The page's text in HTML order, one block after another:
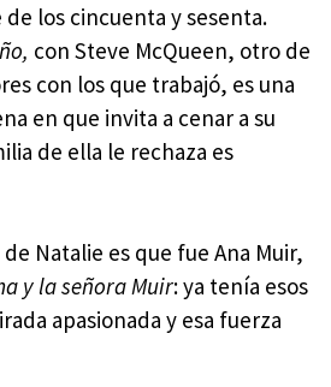
los cincuenta y sesenta.
con Steve McQueen, otro de
con los que trabajó, es una
en que invita a cenar a su
de ella le rechaza es
Natalie es que fue Ana Muir,
y la señora Muir: ya tenía esos
apasionada y esa fuerza